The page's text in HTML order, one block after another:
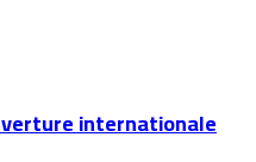
internationale